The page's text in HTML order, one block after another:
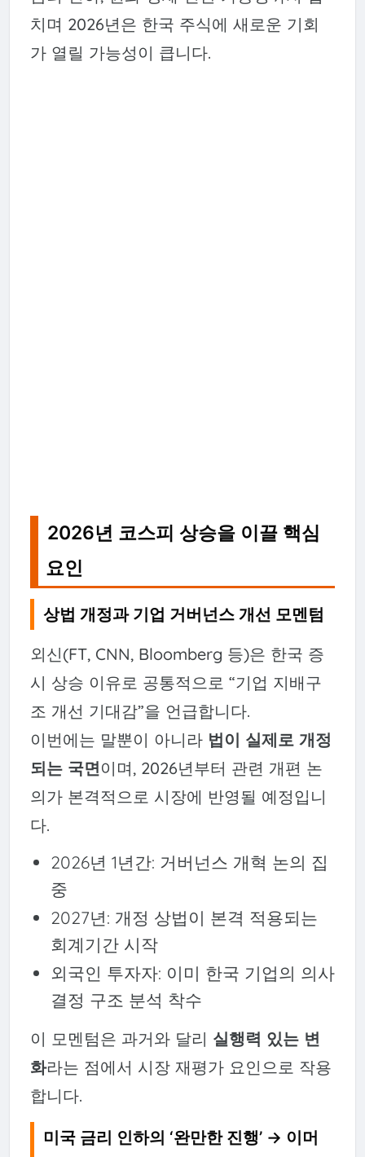
치며 2026년은 한국 주식에 새로운 기회
가 열릴 가능성이 큽니다.
2026년 코스피 상승을 이끌 핵심
요인
상법 개정과 기업 거버넌스 개선 모멘텀
외신(FT, CNN, Bloomberg 등)은 한국 증
시 상승 이유로 공통적으로 “기업 지배구
조 개선 기대감”을 언급합니다.
이번에는 말뿐이 아니라 법이 실제로 개정
되는 국면이며, 2026년부터 관련 개편 논
의가 본격적으로 시장에 반영될 예정입니
다.
2026년 1년간: 거버넌스 개혁 논의 집
중
2027년: 개정 상법이 본격 적용되는
회계기간 시작
외국인 투자자: 이미 한국 기업의 의사
결정 구조 분석 착수
이 모멘텀은 과거와 달리 실행력 있는 변
화라는 점에서 시장 재평가 요인으로 작용
합니다.
미국 금리 인하의 ‘완만한 진행’ → 이머